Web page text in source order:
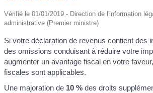
Vérifié le 01/01/2019 - Direction de l'information
administrative (Premier ministre)
Si votre déclaration de revenus contient des
des omissions conduisant à réduire votre
augmenter un avantage fiscal en votre
fiscales sont applicables.
Une majoration de 10 % des droits